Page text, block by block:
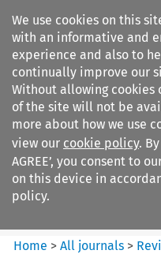
We use cookies on this
with an informative and
experience and also to
continually improve our
Without allowing cookies
of the site will not be
more about how we use
view our cookie policy.
AGREE’, you consent to
on this device in
policy.
Search
Revista Brasileira de
Arbitragem
Home >All journals >